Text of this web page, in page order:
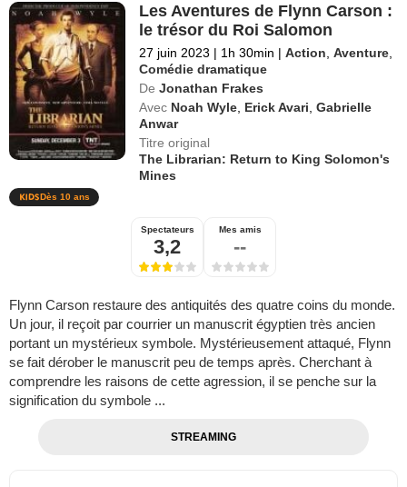
Les Aventures de Flynn Carson :
le trésor du Roi Salomon
27 juin 2023 | 1h 30min | Action ,Aventure
Comédie dramatique
De Jonathan Frakes
Avec Noah Wyle Erick Avari ,Gabrielle
Anwar
Titre original
The Librarian: Return to King Solomon's
Mines
Dès 10 ans
Spectateurs
3,2
Mes amis
--
Flynn Carson restaure des antiquités des quatre coins du monde.
Un jour, il reçoit par courrier un manuscrit égyptien très ancien
portant un mystérieux symbole. Mystérieusement attaqué, Flynn
se fait dérober le manuscrit peu de temps après. Cherchant à
comprendre les raisons de cette agression, il se penche sur la
signification du symbole ...
STREAMING